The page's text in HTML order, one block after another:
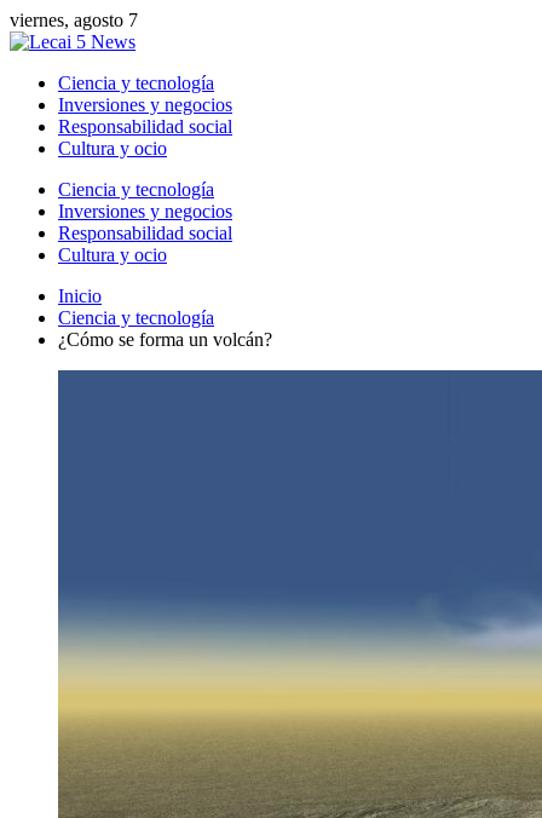
viernes, agosto 7
Ciencia y tecnología
Inversiones y negocios
Responsabilidad social
Cultura y ocio
Ciencia y tecnología
Inversiones y negocios
Responsabilidad social
Cultura y ocio
Inicio
Ciencia y tecnología
¿Cómo se forma un volcán?